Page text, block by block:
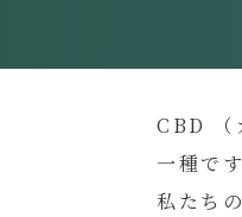
CBD （
一種です
私たち